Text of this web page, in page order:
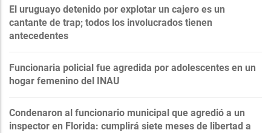
El uruguayo detenido por explotar un cajero es un
cantante de trap; todos los involucrados tienen
antecedentes
Funcionaria policial fue agredida por adolescentes en un
hogar femenino del INAU
Condenaron al funcionario municipal que agredió a un
inspector en Florida: cumplirá siete meses de libertad a